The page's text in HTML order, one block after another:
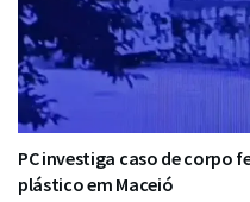
PC investiga caso de corpo
plástico em Maceió